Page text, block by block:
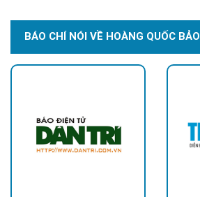
BÁO CHÍ NÓI VỀ HOÀNG QUỐC BẢO